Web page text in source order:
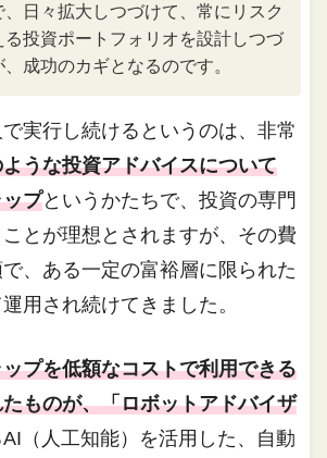
日々拡大しつづけて、常にリスク
る投資ポートフォリオを設計しつづ
成功のカギとなるのです。
実行し続けるというのは、非常
うな投資アドバイスについて
プというかたちで、投資の専門
とが理想とされますが、その費
、ある一定の富裕層に限られた
用され続けてきました。
プを低額なコストで利用できる
ものが、「ロボットアドバイザ
（人工知能）を活用した、自動